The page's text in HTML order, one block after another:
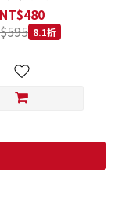
莓 小顆粒 800G
NT$480
8.1折